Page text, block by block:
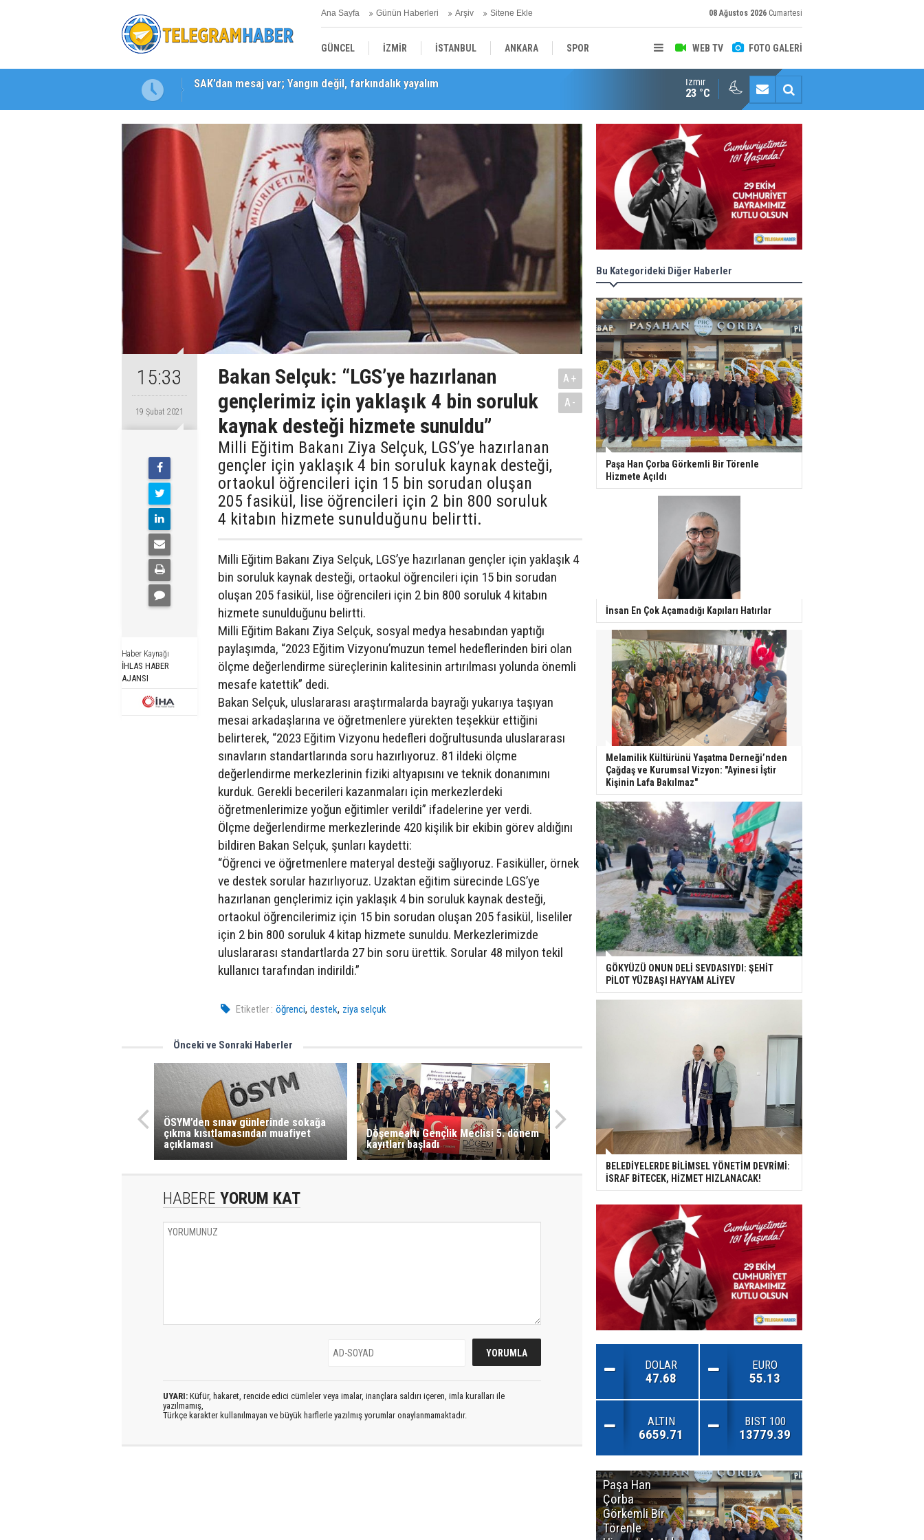
Ana Sayfa Günün Haberleri Arşiv Sitene Ekle 08 Ağustos 2026 Cumartesi
WEB TV FOTO GALERİ
GÜNCEL İZMİR İSTANBUL ANKARA SPOR
YEREL SAĞLIK
Karabağlar ‘da Gazeteci Barış Selçuk saygıyla anıldı Konaklı kadınların okuma azmi örnek oldu
İzmir
23 °C
15:33
19 Şubat 2021
Haber Kaynağı
İHLAS HABER
AJANSI
Bakan Selçuk: “LGS’ye hazırlanan
gençlerimiz için yaklaşık 4 bin soruluk
kaynak desteği hizmete sunuldu”
Milli Eğitim Bakanı Ziya Selçuk, LGS’ye hazırlanan
gençler için yaklaşık 4 bin soruluk kaynak desteği,
ortaokul öğrencileri için 15 bin sorudan oluşan
205 fasikül, lise öğrencileri için 2 bin 800 soruluk
4 kitabın hizmete sunulduğunu belirtti.
A+
A-
Milli Eğitim Bakanı Ziya Selçuk, LGS’ye hazırlanan gençler için yaklaşık 4
bin soruluk kaynak desteği, ortaokul öğrencileri için 15 bin sorudan
oluşan 205 fasikül, lise öğrencileri için 2 bin 800 soruluk 4 kitabın
hizmete sunulduğunu belirtti.
Milli Eğitim Bakanı Ziya Selçuk, sosyal medya hesabından yaptığı
paylaşımda, “2023 Eğitim Vizyonu’muzun temel hedeflerinden biri olan
ölçme değerlendirme süreçlerinin kalitesinin artırılması yolunda önemli
mesafe katettik” dedi.
Bakan Selçuk, uluslararası araştırmalarda bayrağı yukarıya taşıyan
mesai arkadaşlarına ve öğretmenlere yürekten teşekkür ettiğini
belirterek, “2023 Eğitim Vizyonu hedefleri doğrultusunda uluslararası
sınavların standartlarında soru hazırlıyoruz. 81 ildeki ölçme
değerlendirme merkezlerinin fiziki altyapısını ve teknik donanımını
kurduk. Gerekli becerileri kazanmaları için merkezlerdeki
öğretmenlerimize yoğun eğitimler verildi” ifadelerine yer verdi.
Ölçme değerlendirme merkezlerinde 420 kişilik bir ekibin görev aldığını
bildiren Bakan Selçuk, şunları kaydetti:
“Öğrenci ve öğretmenlere materyal desteği sağlıyoruz. Fasiküller, örnek
ve destek sorular hazırlıyoruz. Uzaktan eğitim sürecinde LGS’ye
hazırlanan gençlerimiz için yaklaşık 4 bin soruluk kaynak desteği,
ortaokul öğrencilerimiz için 15 bin sorudan oluşan 205 fasikül, liseliler
için 2 bin 800 soruluk 4 kitap hizmete sunuldu. Merkezlerimizde
uluslararası standartlarda 27 bin soru ürettik. Sorular 48 milyon tekil
kullanıcı tarafından indirildi.”
Etiketler : öğrenci,destek, ziya selçuk
Önceki ve Sonraki Haberler
ÖSYM’den sınav günlerinde sokağa
çıkma kısıtlamasından muafiyet
açıklaması
Döşemealtı Gençlik Meclisi 5. dönem
kayıtları başladı
HABERE YORUM KAT
UYARI: Küfür, hakaret, rencide edici cümleler veya imalar, inançlara saldırı içeren, imla kuralları ile
yazılmamış,
Türkçe karakter kullanılmayan ve büyük harflerle yazılmış yorumlar onaylanmamaktadır.
Bu Kategorideki Diğer Haberler
Paşa Han Çorba Görkemli Bir Törenle
Hizmete Açıldı
İnsan En Çok Açamadığı Kapıları Hatırlar
Melamilik Kültürünü Yaşatma Derneği’nden
Çağdaş ve Kurumsal Vizyon: "Ayinesi İştir
Kişinin Lafa Bakılmaz"
GÖKYÜZÜ ONUN DELİ SEVDASIYDI: ŞEHİT
PİLOT YÜZBAŞI HAYYAM ALİYEV
BELEDİYELERDE BİLİMSEL YÖNETİM DEVRİMİ:
İSRAF BİTECEK, HİZMET HIZLANACAK!
DOLAR
47.68
EURO
55.13
ALTIN
6659.71
BIST 100
13779.39
Paşa Han
Çorba
Görkemli Bir
Törenle